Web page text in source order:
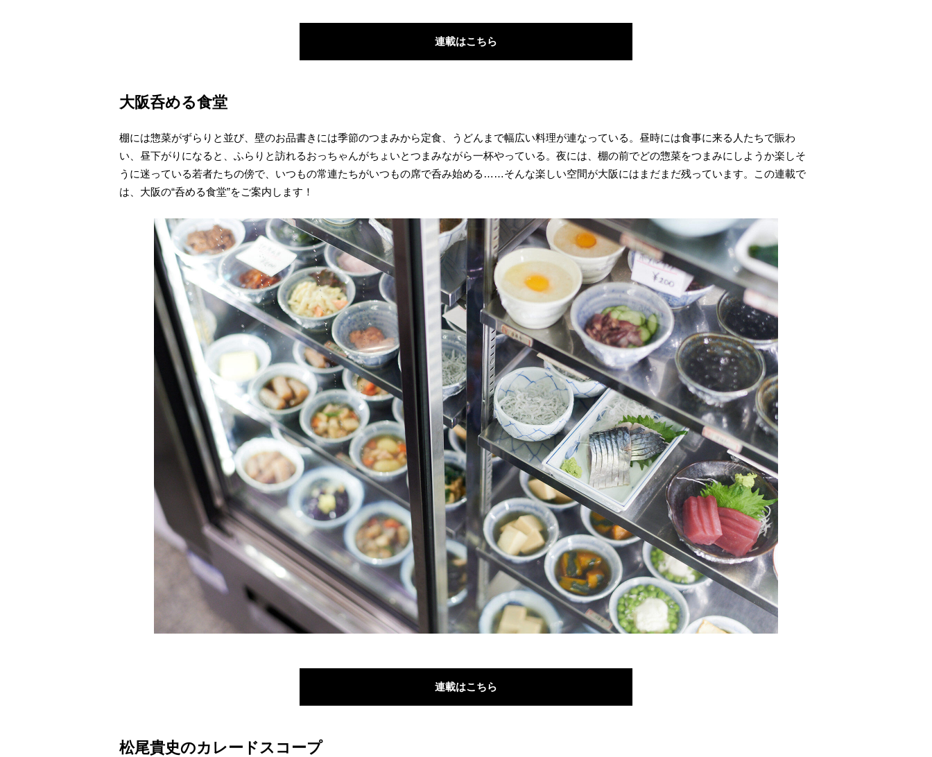
連載はこちら
大阪呑める食堂
棚には惣菜がずらりと並び、壁のお品書きには季節のつまみから定食、うどんまで幅広い料理が連なっている。昼時には食事に来る人たちで賑わ
い、昼下がりになると、ふらりと訪れるおっちゃんがちょいとつまみながら一杯やっている。夜には、棚の前でどの惣菜をつまみにしようか楽しそ
うに迷っている若者たちの傍で、いつもの常連たちがいつもの席で呑み始める……そんな楽しい空間が大阪にはまだまだ残っています。この連載で
は、大阪の“呑める食堂”をご案内します！
連載はこちら
松尾貴史のカレードスコープ